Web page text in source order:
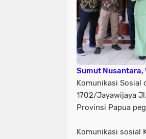
Sumut Nusantara,
Komunikasi Sosial
1702/Jayawijaya
Provinsi Papua
Komunikasi sosial